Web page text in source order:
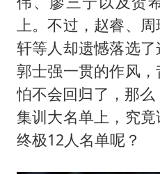
猫
宝
上。不过，赵睿、
轩等人却遗憾落选
郭士强一贯的作风
怕不会回归了，那
集训大名单上，究
终极12人名单呢？